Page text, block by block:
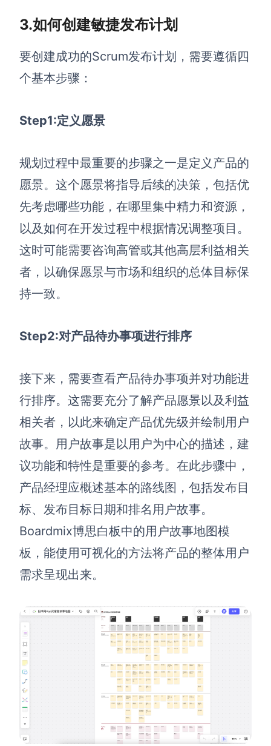
满足企业级团队协作和管理需求
帮助中心
知识分享社区
定价
3.如何创建敏捷发布计划
要创建成功的Scrum发布计划，需要遵循四
个基本步骤：
Step1:定义愿景
规划过程中最重要的步骤之一是定义产品的
愿景。这个愿景将指导后续的决策，包括优
先考虑哪些功能，在哪里集中精力和资源，
以及如何在开发过程中根据情况调整项目。
这时可能需要咨询高管或其他高层利益相关
者，以确保愿景与市场和组织的总体目标保
持一致。
Step2:对产品待办事项进行排序
接下来，需要查看产品待办事项并对功能进
行排序。这需要充分了解产品愿景以及利益
相关者，以此来确定产品优先级并绘制用户
故事。用户故事是以用户为中心的描述，建
议功能和特性是重要的参考。 在此步骤中，
产品经理应概述基本的路线图，包括发布目
标、发布目标日期和排名用户故事。
Boardmix博思白板中的用户故事地图模
板，能使用可视化的方法将产品的整体用户
需求呈现出来。